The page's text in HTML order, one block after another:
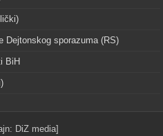
Dejtonskog sporazuma (RS)
BiH
DiZ media]